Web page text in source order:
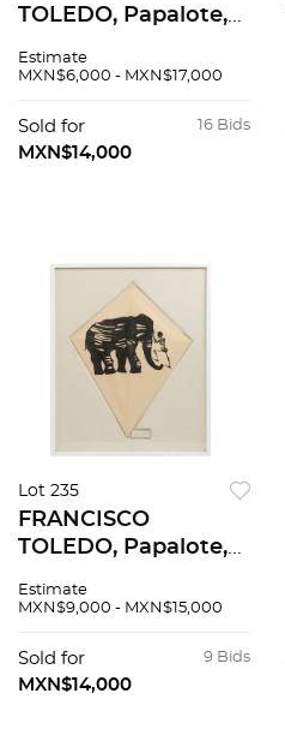
TOLEDO, Papalote,
Firmado Serigrafía
cm
Estimate
MXN$6,000 - MXN$17,000
16 Bids
Sold for
MXN$14,000
Lot 235
FRANCISCO
TOLEDO, Papalote,
Serigrafía sobre
Estimate
MXN$9,000 - MXN$15,000
9 Bids
Sold for
MXN$14,000